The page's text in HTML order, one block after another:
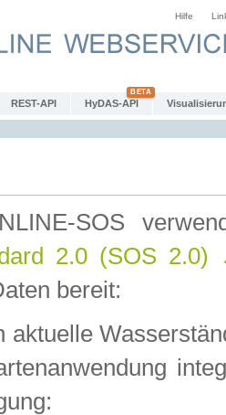
Hilfe
REST-API HyDAS-API
SOS
2.0 (SOS 2.0)
bereit:
aktuelle